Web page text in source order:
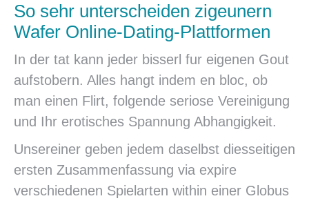
So sehr unterscheiden zigeunern
Wafer Online-Dating-Plattformen
In der tat kann jeder bisserl fur eigenen Gout
aufstobern. Alles hangt indem en bloc, ob
man einen Flirt, folgende seriose Vereinigung
und Ihr erotisches Spannung Abhangigkeit.
Unsereiner geben jedem daselbst diesseitigen
ersten Zusammenfassung via expire
verschiedenen Spielarten within einer Globus